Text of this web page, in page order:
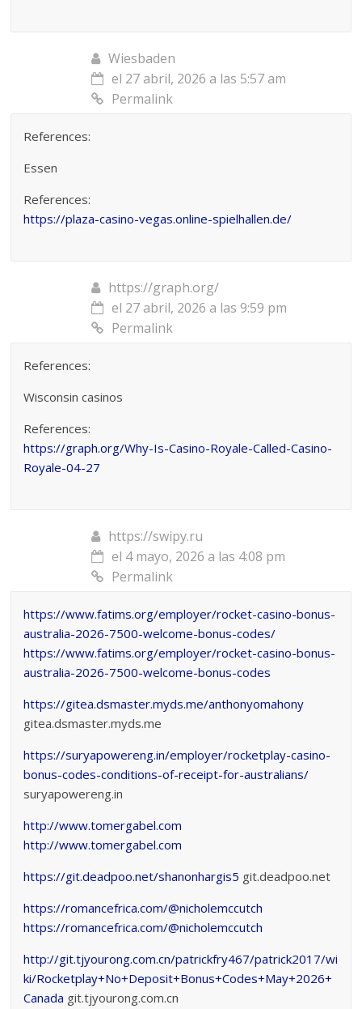
Wiesbaden
el 27 abril, 2026 a las 5:57 am
Permalink
References:
Essen
References:
https://plaza-casino-vegas.online-spielhallen.de/
https://graph.org/
el 27 abril, 2026 a las 9:59 pm
Permalink
References:
Wisconsin casinos
References:
https://graph.org/Why-Is-Casino-Royale-Called-Casino-
Royale-04-27
https://swipy.ru
el 4 mayo, 2026 a las 4:08 pm
Permalink
https://www.fatims.org/employer/rocket-casino-bonus-
australia-2026-7500-welcome-bonus-codes/
https://www.fatims.org/employer/rocket-casino-bonus-
australia-2026-7500-welcome-bonus-codes
https://gitea.dsmaster.myds.me/anthonyomahony
gitea.dsmaster.myds.me
https://suryapowereng.in/employer/rocketplay-casino-
bonus-codes-conditions-of-receipt-for-australians/
suryapowereng.in
http://www.tomergabel.com
http://www.tomergabel.com
https://git.deadpoo.net/shanonhargis5 git.deadpoo.net
https://romancefrica.com/@nicholemccutch
https://romancefrica.com/@nicholemccutch
http://git.tjyourong.com.cn/patrickfry467/patrick2017/wi
ki/Rocketplay+No+Deposit+Bonus+Codes+May+2026+
Canada git.tjyourong.com.cn